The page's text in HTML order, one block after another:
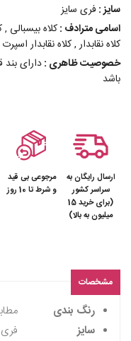
سایز : فری سایز
اسامی مترادف :کلاه بیسبالی
کلاه نقابدار , کلاه نقابدار اسپرت
خصوصیت ظاهری :دارای
باشد
ارسال رایگان به
سراسر کشور
(برای خرید 15
میلیون به بالا)
مرجوعی بی قید
و شرط تا 10 روز
مشخصات
رنگ بندی
سایز